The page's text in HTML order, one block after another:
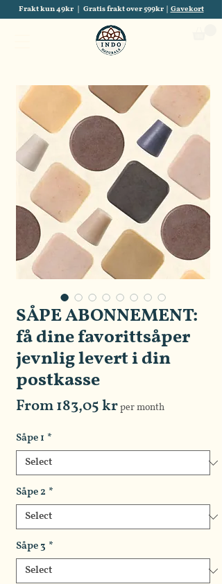
Frakt kun 49kr | Gratis frakt over 599kr | Gavekort
SÅPE ABONNEMENT:
få dine favorittsåper
jevnlig levert i din
postkasse
From 183,05 krSale
per month
Såpe 1 *
Såpe 2 *
Såpe 3 *